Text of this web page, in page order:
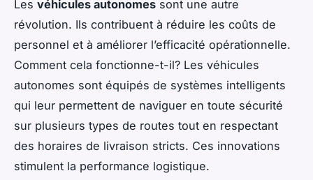
Les véhicules autonomes sont une autre
révolution. Ils contribuent à réduire les coûts de
personnel et à améliorer l’efficacité opérationnelle.
Comment cela fonctionne-t-il? Les véhicules
autonomes sont équipés de systèmes intelligents
qui leur permettent de naviguer en toute sécurité
sur plusieurs types de routes tout en respectant
des horaires de livraison stricts. Ces innovations
stimulent la performance logistique.